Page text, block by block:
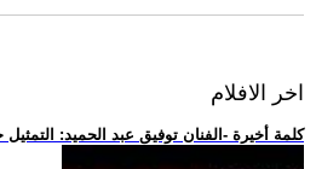
اخر الافلام
.. كلمة أخيرة -الفنان توفيق عبد الحميد: